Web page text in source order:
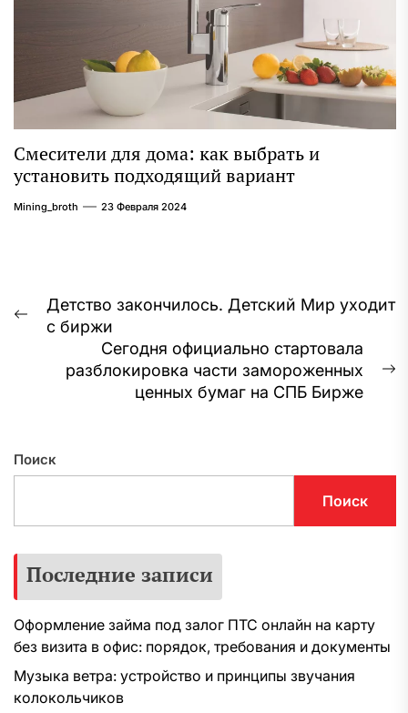
Смесители для дома: как выбрать и
установить подходящий вариант
Mining_broth 23 Февраля 2024
Навигация
записям
Предыдущая
Детство закончилось. Детский Мир уходит
с биржи
Сегодня официально стартовала
разблокировка части замороженных
ценных бумаг на СПБ Бирже
Поиск
Поиск
Последние записи
Оформление займа под залог ПТС онлайн на карту
без визита в офис: порядок, требования и документы
Музыка ветра: устройство и принципы звучания
колокольчиков